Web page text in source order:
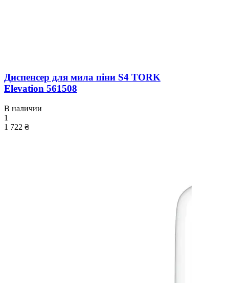
Диспенсер для мила піни S4 TORK
Elevation 561508
В наличии
1
1 722 ₴